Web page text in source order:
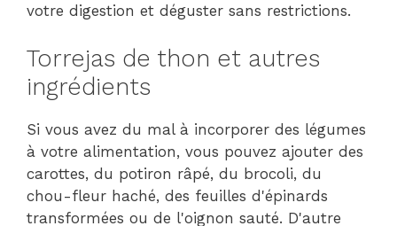
votre digestion et déguster sans restrictions.
Torrejas de thon et autres
ingrédients
Si vous avez du mal à incorporer des légumes
à votre alimentation, vous pouvez ajouter des
carottes, du potiron râpé, du brocoli, du
chou-fleur haché, des feuilles d'épinards
transformées ou de l'oignon sauté. D'autre